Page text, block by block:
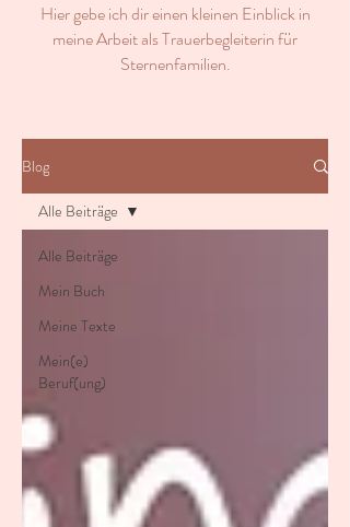
Hier gebe ich dir einen kleinen Einblick in
meine Arbeit als Trauerbegleiterin für
Sternenfamilien.
Blog
Alle Beiträge
Mein Buch
Meine Texte
Mein(e)
Beruf(ung)
Alle Beiträge